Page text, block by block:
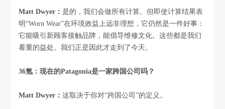
Matt Dwyer：是的，我们会做所有计算。但即使计算结果表
明“Worn Wear”在环境效益上远非理想，它仍然是一件好事：
它能吸引新顾客接触品牌，能倡导维修文化。这些都是我们
看重的益处。我们正是因此才走到了今天。
36氪：现在的Patagonia是一家跨国公司吗？
Matt Dwyer：这取决于你对“跨国公司”的定义。